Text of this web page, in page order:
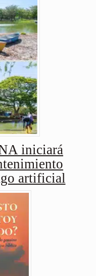
iniciará
artificial